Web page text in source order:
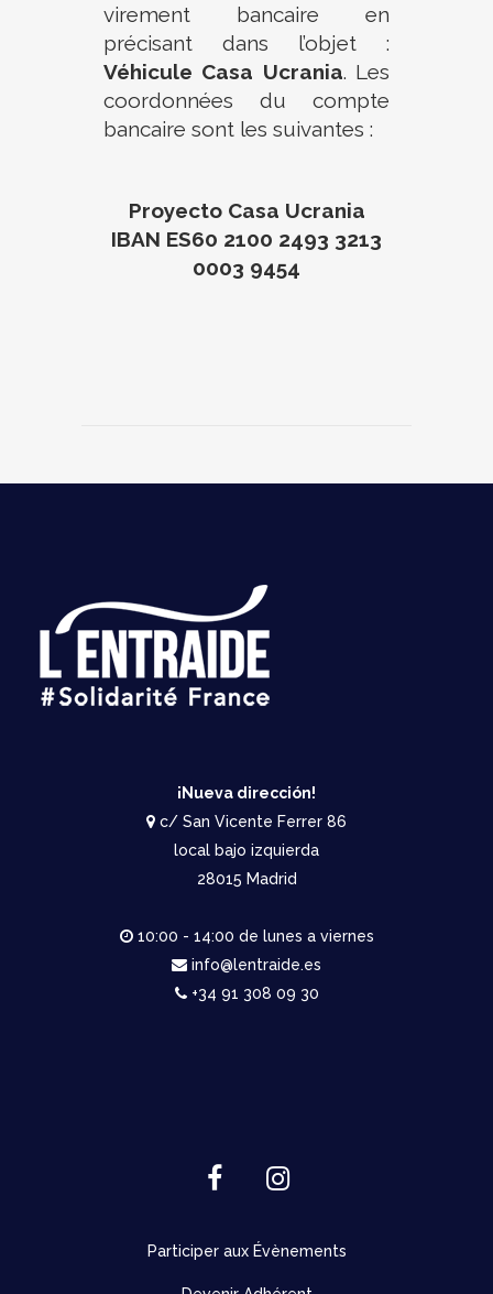
virement bancaire en
précisant dans l’objet :
Véhicule Casa Ucrania. Les
coordonnées du compte
bancaire sont les suivantes :
Proyecto Casa Ucrania
IBAN ES60 2100 2493 3213
0003 9454
¡Nueva dirección!
c/ San Vicente Ferrer 86
local bajo izquierda
28015 Madrid
10:00 - 14:00 de lunes a viernes
info@lentraide.es
+34 91 308 09 30
Participer aux Évènements